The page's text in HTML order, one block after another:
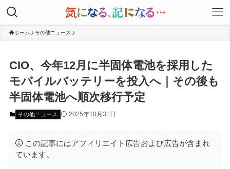
ホーム その他ニュース
CIO、今年12月に半固体電池を採用した
モバイルバッテリーを投入へ｜その後も
半固体電池へ順次移行予定
その他ニュース 2025年10月31日
この記事にはアフィリエイト広告および広告が含まれ
ています。